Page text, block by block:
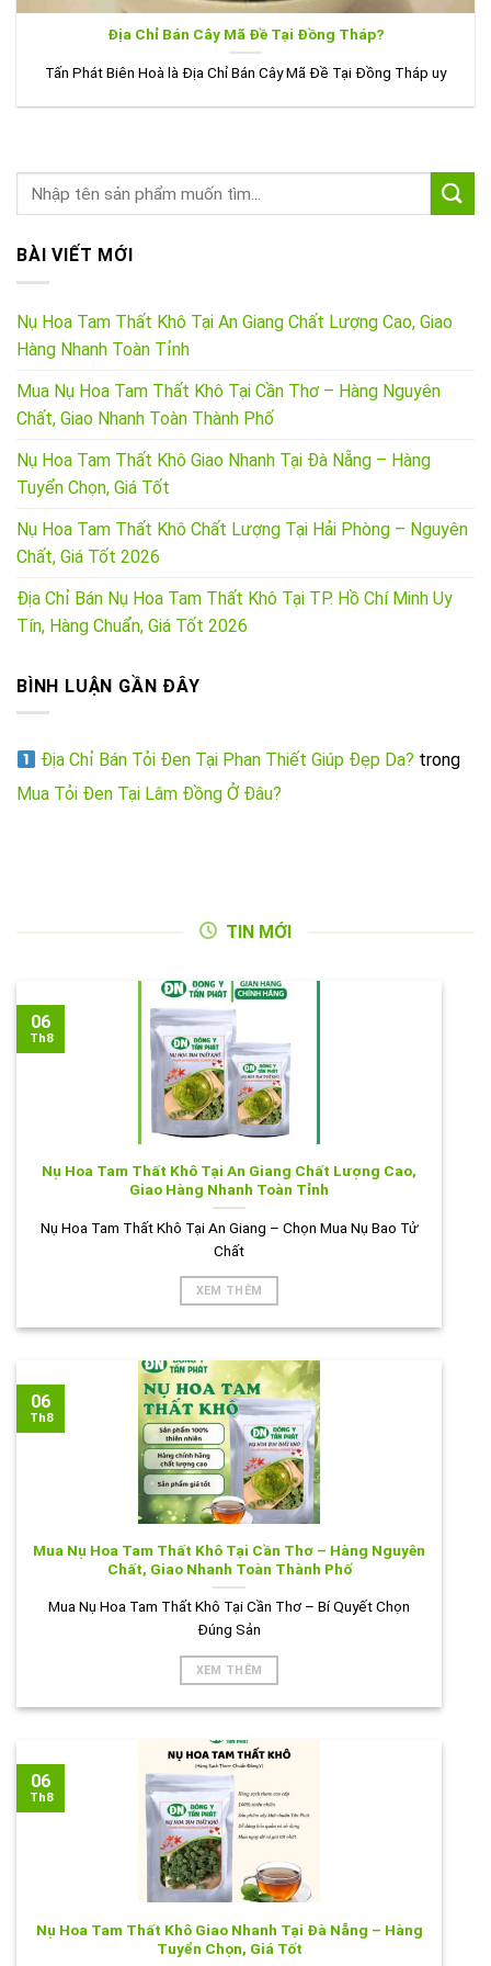
Địa Chỉ Bán Cây Mã Đề Tại Đồng Tháp?
Tấn Phát Biên Hoà là Địa Chỉ Bán Cây Mã Đề Tại Đồng Tháp uy
BÀI VIẾT MỚI
Nụ Hoa Tam Thất Khô Tại An Giang Chất Lượng Cao, Giao
Hàng Nhanh Toàn Tỉnh
Mua Nụ Hoa Tam Thất Khô Tại Cần Thơ – Hàng Nguyên
Chất, Giao Nhanh Toàn Thành Phố
Nụ Hoa Tam Thất Khô Giao Nhanh Tại Đà Nẵng – Hàng
Tuyển Chọn, Giá Tốt
Nụ Hoa Tam Thất Khô Chất Lượng Tại Hải Phòng – Nguyên
Chất, Giá Tốt 2026
Địa Chỉ Bán Nụ Hoa Tam Thất Khô Tại TP. Hồ Chí Minh Uy
Tín, Hàng Chuẩn, Giá Tốt 2026
BÌNH LUẬN GẦN ĐÂY
Địa Chỉ Bán Tỏi Đen Tại Phan Thiết Giúp Đẹp Da? trong
Mua Tỏi Đen Tại Lâm Đồng Ở Đâu?
TIN MỚI
Nụ Hoa Tam Thất Khô Tại An Giang Chất Lượng Cao,
Giao Hàng Nhanh Toàn Tỉnh
Nụ Hoa Tam Thất Khô Tại An Giang – Chọn Mua Nụ Bao Tử
Chất
XEM THÊM
06
Th8
Mua Nụ Hoa Tam Thất Khô Tại Cần Thơ – Hàng Nguyên
Chất, Giao Nhanh Toàn Thành Phố
Mua Nụ Hoa Tam Thất Khô Tại Cần Thơ – Bí Quyết Chọn
Đúng Sản
XEM THÊM
06
Th8
Nụ Hoa Tam Thất Khô Giao Nhanh Tại Đà Nẵng – Hàng
Tuyển Chọn, Giá Tốt
06
Th8